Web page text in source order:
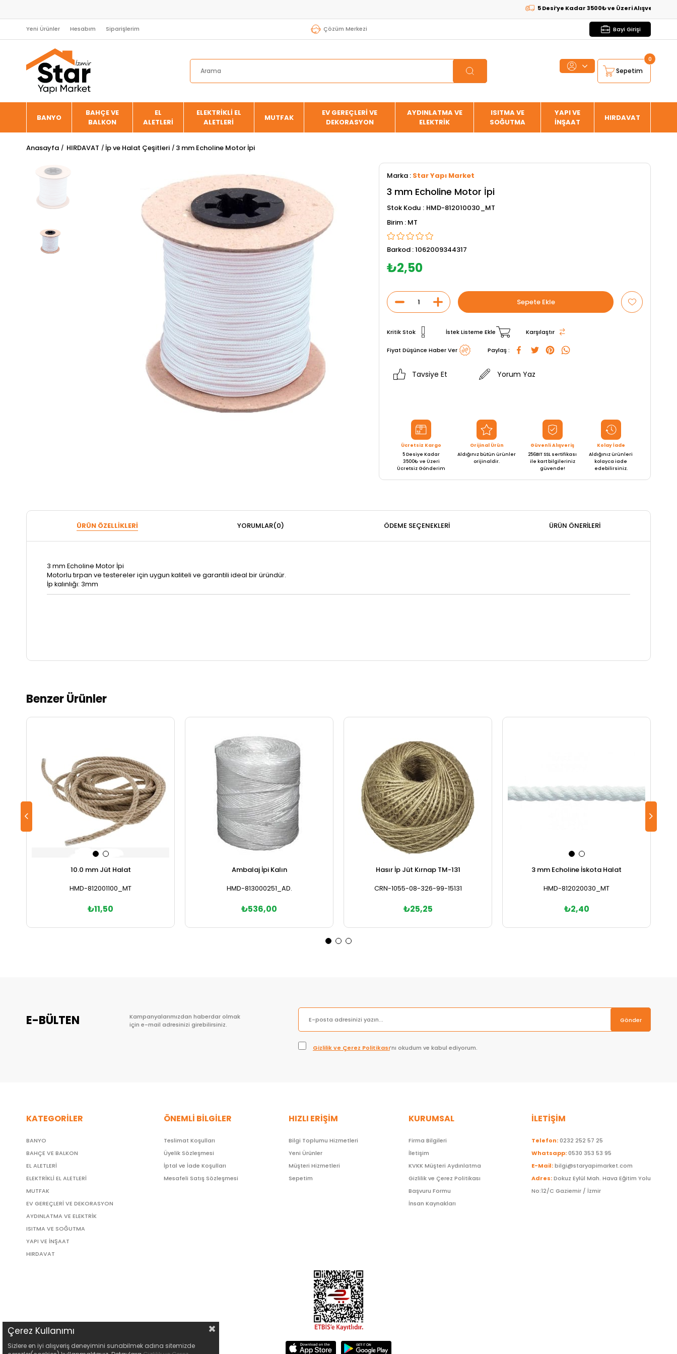
5 Desi’ye Kadar 3500₺ ve Üzeri Alışverişlerde
Yeni Ürünler Hesabım Siparişlerim Çözüm Merkezi Bayi Girişi
Sepetim
0
BANYO
BAHÇE VE
BALKON
EL
ALETLERİ
ELEKTRİKLİ EL
ALETLERİ
MUTFAK
EV GEREÇLERİ VE
DEKORASYON
AYDINLATMA VE
ELEKTRİK
ISITMA VE
SOĞUTMA
YAPI VE
İNŞAAT
HIRDAVAT
Anasayfa HIRDAVAT İp ve Halat Çeşitleri 3 mm Echoline Motor İpi
Marka : Star Yapı Market
3 mm Echoline Motor İpi
Stok Kodu
HMD-812010030_MT
MT
Barkod :1062009344317
₺2,50
Kritik Stok İstek Listeme Ekle Karşılaştır
Fiyat Düşünce Haber Ver Paylaş :
Tavsiye Et Yorum Yaz
Ücretsiz Kargo
5 Desiye Kadar
3500₺ ve Üzeri
Ücretsiz Gönderim
Orijinal Ürün
Aldığınız bütün ürünler
orijinaldir.
Güvenli Alışveriş
256BIT SSL sertifikası
ile kart bilgileriniz
güvende!
Kolay İade
Aldığınız ürünleri
kolayca iade
edebilirsiniz.
ÜRÜN ÖZELLIKLERI YORUMLAR(0) ÖDEME SEÇENEKLERI ÜRÜN ÖNERILERI
3 mm Echoline Motor İpi
Motorlu tırpan ve testereler için uygun kaliteli ve garantili ideal bir üründür.
İp kalınlığı: 3mm
Benzer Ürünler
10.0 mm Jüt Halat
HMD-812001100_MT
₺11,50
Ambalaj İpi Kalın
HMD-813000251_AD.
₺536,00
Hasır İp Jüt Kırnap TM-131
CRN-1055-08-326-99-15131
₺25,25
3 mm Echoline İskota Halat
HMD-812020030_MT
₺2,40
E-BÜLTEN
Kampanyalarımızdan haberdar olmak
için e-mail adresinizi girebilirsiniz.
Gönder
Gizlilik ve Çerez Politikası’nı okudum ve kabul ediyorum.
KATEGORİLER
BANYO
BAHÇE VE BALKON
EL ALETLERİ
ELEKTRİKLİ EL ALETLERİ
MUTFAK
EV GEREÇLERİ VE DEKORASYON
AYDINLATMA VE ELEKTRİK
ISITMA VE SOĞUTMA
YAPI VE İNŞAAT
HIRDAVAT
ÖNEMLİ BİLGİLER
Teslimat Koşulları
Üyelik Sözleşmesi
İptal ve İade Koşulları
Mesafeli Satış Sözleşmesi
HIZLI ERİŞİM
Bilgi Toplumu Hizmetleri
Yeni Ürünler
Müşteri Hizmetleri
Sepetim
KURUMSAL
Firma Bilgileri
İletişim
KVKK Müşteri Aydınlatma
Gizlilik ve Çerez Politikası
Başvuru Formu
İnsan Kaynakları
İLETİŞİM
Telefon:0232 252 57 25
Whatsapp:0530 353 53 95
E-Mail:bilgi@staryapimarket.com
Adres:Dokuz Eylül Mah. Hava Eğitim Yolu
No:12/C Gaziemir / İzmir
Çerez Kullanımı
Sizlere en iyi alışveriş deneyimini sunabilmek adına sitemizde